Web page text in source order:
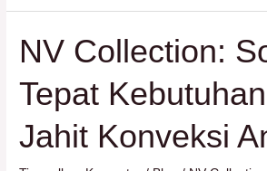
NV Collection:
Tepat
Jahit Konveksi
NV
Collection:
Solusi
Tepat
Kebutuhan